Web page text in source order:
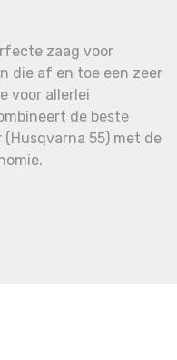
zaag voor
die af en toe een zeer
voor allerlei
de beste
55) met de